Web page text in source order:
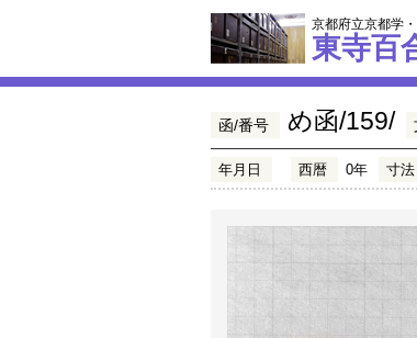
京都府立京都学
東寺百
函/番号 め函/159/
年月日 西暦 0年 寸法